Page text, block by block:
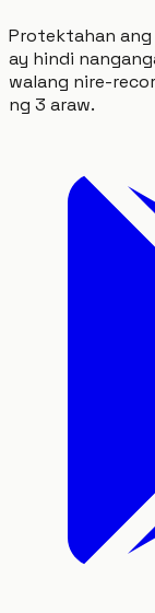
Protektahan ang
ay hindi
walang nire-
ng 3 araw.